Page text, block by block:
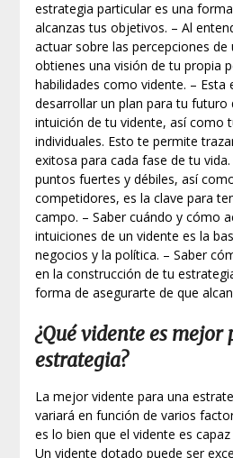
estrategia particular es una
alcanzas tus objetivos. – Al
actuar sobre las percepciones
obtienes una visión de tu propia
habilidades como vidente. – Esta
desarrollar un plan para tu futuro
intuición de tu vidente, así como
individuales. Esto te permite
exitosa para cada fase de tu
puntos fuertes y débiles, así
competidores, es la clave para
campo. – Saber cuándo y cómo
intuiciones de un vidente es la
negocios y la política. – Saber
en la construcción de tu
forma de asegurarte de que
¿Qué vidente es mejor
estrategia?
La mejor vidente para una
variará en función de varios
es lo bien que el vidente es
Un vidente dotado puede ser